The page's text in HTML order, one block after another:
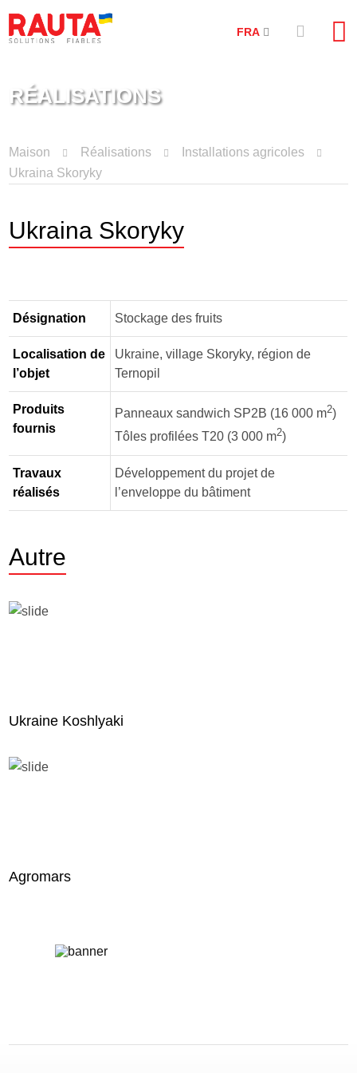
FRA
RÉALISATIONS
Maison Réalisations
Installations agricoles
Ukraina Skoryky
Ukraina Skoryky
Désignation Stockage des fruits
Localisation de
l’objet
Ukraine, village Skoryky, région de
Ternopil
Produits
fournis
Panneaux sandwich SP2B (16 000 m2)
Tôles profilées Т20 (3 000 m2)
Travaux
réalisés
Développement du projet de
l’enveloppe du bâtiment
Autre
Ukraine Koshlyaki
Agromars